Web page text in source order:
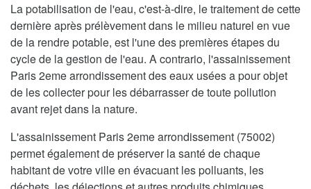
La potabilisation de l'eau, c'est-à-dire, le traitement de cette
dernière après prélèvement dans le milieu naturel en vue
de la rendre potable, est l'une des premières étapes du
cycle de la gestion de l'eau. A contrario, l'assainissement
Paris 2eme arrondissement des eaux usées a pour objet
de les collecter pour les débarrasser de toute pollution
avant rejet dans la nature.
L'assainissement Paris 2eme arrondissement (75002)
permet également de préserver la santé de chaque
habitant de votre ville en évacuant les polluants, les